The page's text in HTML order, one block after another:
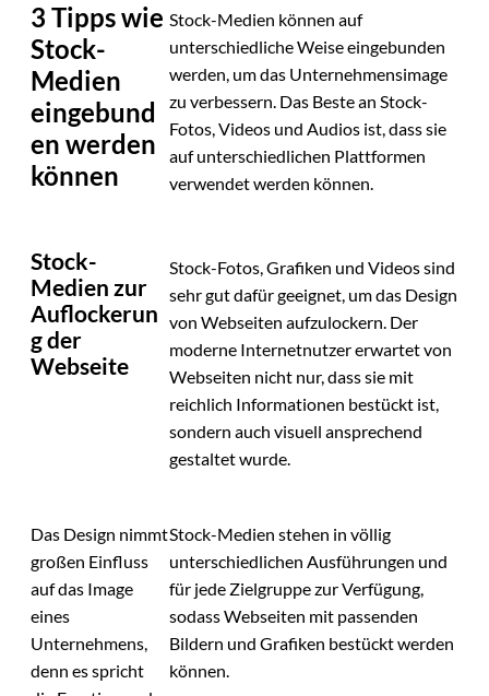
3 Tipps wie
Stock-
Medien
eingebund
en werden
können
Stock-Medien können auf
unterschiedliche Weise eingebunden
werden, um das Unternehmensimage
zu verbessern. Das Beste an Stock-
Fotos, Videos und Audios ist, dass sie
auf unterschiedlichen Plattformen
verwendet werden können.
Stock-
Medien zur
Auflockerun
g der
Webseite
Stock-Fotos, Grafiken und Videos sind
sehr gut dafür geeignet, um das Design
von Webseiten aufzulockern. Der
moderne Internetnutzer erwartet von
Webseiten nicht nur, dass sie mit
reichlich Informationen bestückt ist,
sondern auch visuell ansprechend
gestaltet wurde.
Das Design nimmt
großen Einfluss
auf das Image
eines
Unternehmens,
denn es spricht
Stock-Medien stehen in völlig
unterschiedlichen Ausführungen und
für jede Zielgruppe zur Verfügung,
sodass Webseiten mit passenden
Bildern und Grafiken bestückt werden
können.